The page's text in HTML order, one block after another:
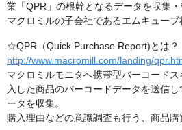
業「QPR」の根幹となるデータを収集・
マクロミルの子会社であるエムキューブ
☆QPR（Quick Purchase Report)とは？
http://www.macromill.com/landing/
マクロミルモニタへ携帯型バーコード
入した商品のバーコードデータを送信
ータを収集。
購入理由などの意識調査も行う、商品購